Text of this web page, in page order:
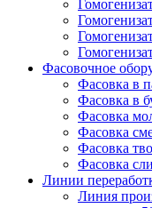
Фасовочное
Фасовка в
Фасовка в
Фасовка
Фасовка
Фасовка
Фасовка
Линии
Линия